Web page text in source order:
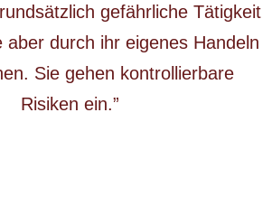
gefährliche Tätigkeit
aber durch ihr eigenes Handeln
Sie gehen kontrollierbare
Risiken ein.”